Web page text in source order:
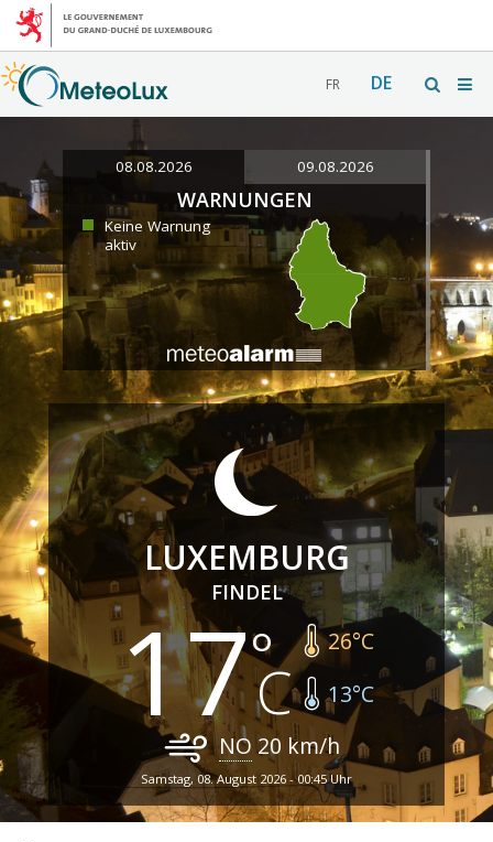
FR DE
08.08.2026 09.08.2026
WARNUNGEN
Keine Warnung
aktiv
LUXEMBURG
FINDEL
17 26°C
13°C
NO 20 km/h
Samstag, 08. August 2026 - 00:45 Uhr